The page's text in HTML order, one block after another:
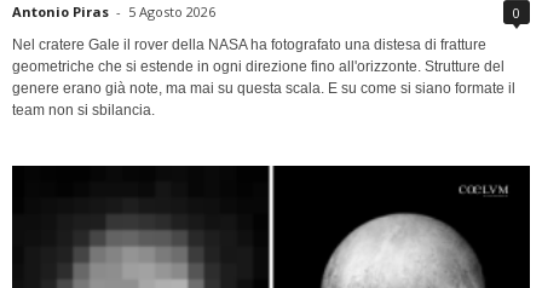
Antonio Piras - 5 Agosto 2026 0
Nel cratere Gale il rover della NASA ha fotografato una distesa di fratture
geometriche che si estende in ogni direzione fino all'orizzonte. Strutture del
genere erano già note, ma mai su questa scala. E su come si siano formate il
team non si sbilancia.